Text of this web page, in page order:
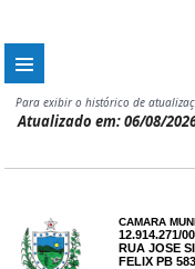
Para exibir o histórico de
Atualizado em: 06/08/
CAMARA
12.914.271/
RUA JOSE
FELIX PB